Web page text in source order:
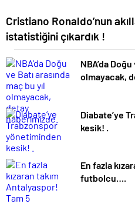
Cristiano Ronaldo’nun
istatistiğini çıkardık !
NBA’da
olmayacak,
Diabate’ye
kesik! .
En fazla
futbolcu….